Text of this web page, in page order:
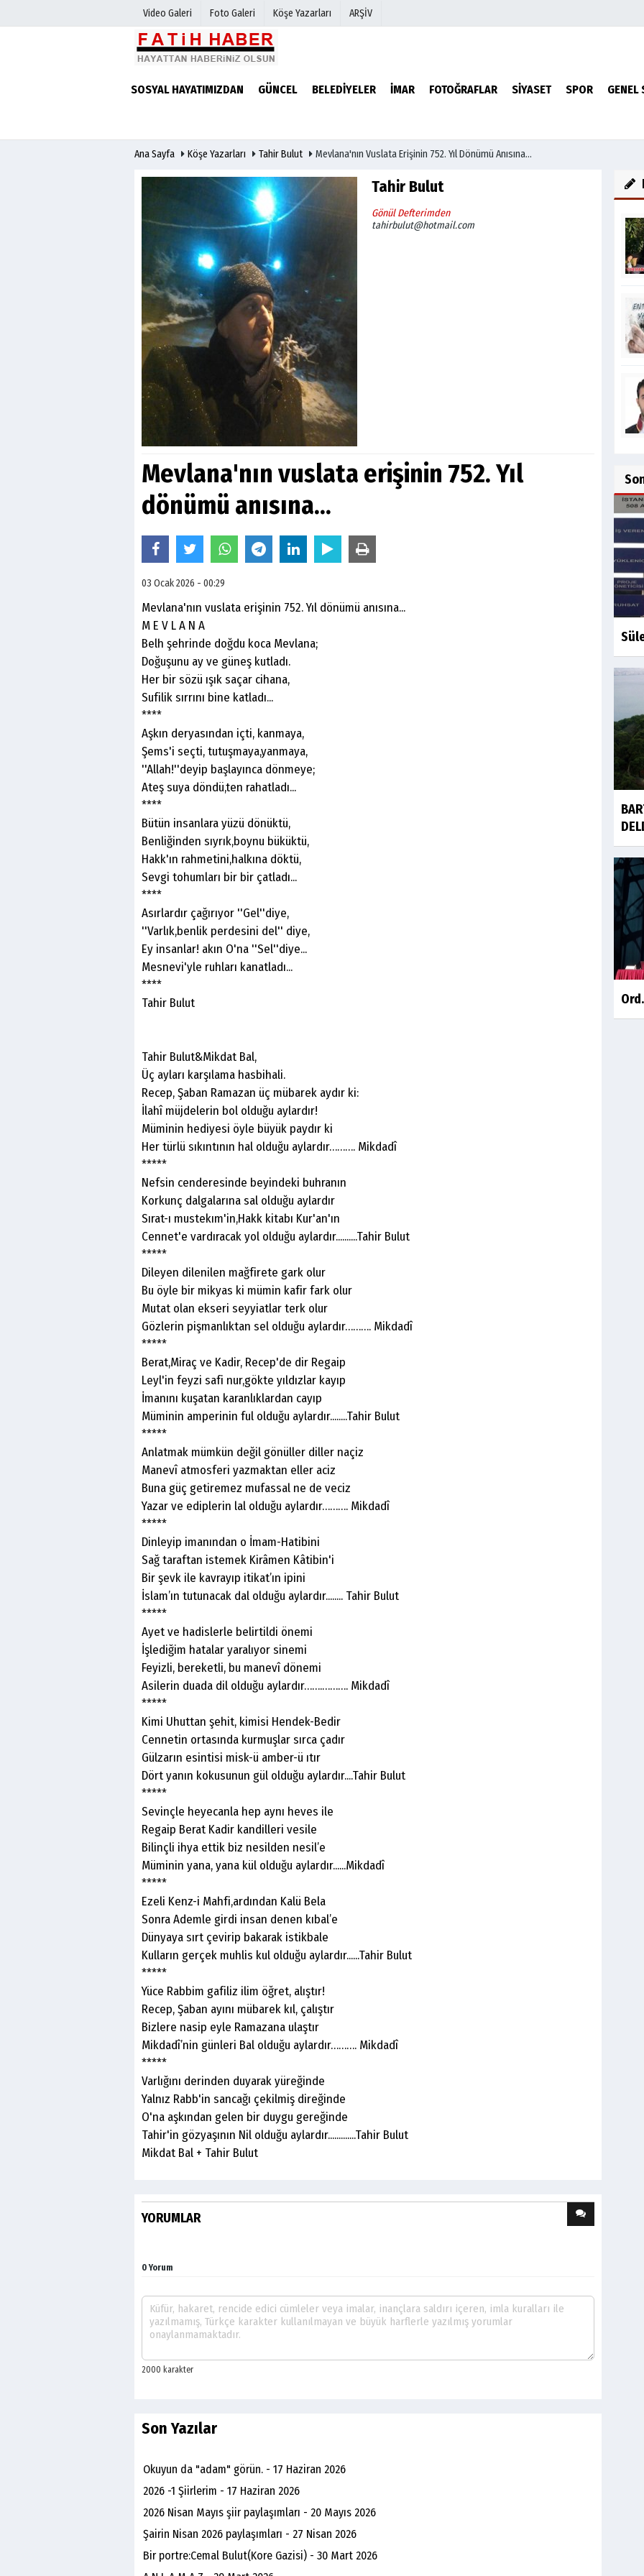
Video Galeri Foto Galeri Köşe Yazarları ARŞİV
SOSYAL HAYATIMIZDAN GÜNCEL BELEDİYELER İMAR FOTOĞRAFLAR SİYASET SPOR GENEL
Biyografiler
Köşe Yazarları
Ana Sayfa Köşe Yazarları Tahir Bulut Mevlana'nın Vuslata Erişinin 752. Yıl Dönümü Anısına...
Tahir Bulut
Gönül Defterimden
tahirbulut@hotmail.com
Mevlana'nın vuslata erişinin 752. Yıl
dönümü anısına...
03 Ocak 2026 - 00:29
Mevlana'nın vuslata erişinin 752. Yıl dönümü anısına...
M E V L A N A
Belh şehrinde doğdu koca Mevlana;
Doğuşunu ay ve güneş kutladı.
Her bir sözü ışık saçar cihana,
Sufilik sırrını bine katladı...
****
Aşkın deryasından içti, kanmaya,
Şems'i seçti, tutuşmaya,yanmaya,
''Allah!''deyip başlayınca dönmeye;
Ateş suya döndü,ten rahatladı...
****
Bütün insanlara yüzü dönüktü,
Benliğinden sıyrık,boynu büküktü,
Hakk'ın rahmetini,halkına döktü,
Sevgi tohumları bir bir çatladı...
****
Asırlardır çağırıyor ''Gel''diye,
''Varlık,benlik perdesini del'' diye,
Ey insanlar! akın O'na ''Sel''diye...
Mesnevi'yle ruhları kanatladı...
****
Tahir Bulut
Tahir Bulut&Mikdat Bal,
Üç ayları karşılama hasbihali.
Recep, Şaban Ramazan üç mübarek aydır ki:
İlahî müjdelerin bol olduğu aylardır!
Müminin hediyesi öyle büyük paydır ki
Her türlü sıkıntının hal olduğu aylardır………. Mikdadî
*****
Nefsin cenderesinde beyindeki buhranın
Korkunç dalgalarına sal olduğu aylardır
Sırat-ı mustekım'in,Hakk kitabı Kur'an'ın
Cennet'e vardıracak yol olduğu aylardır..........Tahir Bulut
*****
Dileyen dilenilen mağfirete gark olur
Bu öyle bir mikyas ki mümin kafir fark olur
Mutat olan ekseri seyyiatlar terk olur
Gözlerin pişmanlıktan sel olduğu aylardır………. Mikdadî
*****
Berat,Miraç ve Kadir, Recep'de dir Regaip
Leyl'in feyzi safi nur,gökte yıldızlar kayıp
İmanını kuşatan karanlıklardan cayıp
Müminin amperinin ful olduğu aylardır........Tahir Bulut
*****
Anlatmak mümkün değil gönüller diller naçiz
Manevî atmosferi yazmaktan eller aciz
Buna güç getiremez mufassal ne de veciz
Yazar ve ediplerin lal olduğu aylardır………. Mikdadî
*****
Dinleyip imanından o İmam-Hatibini
Sağ taraftan istemek Kirâmen Kâtibin'i
Bir şevk ile kavrayıp itikat’ın ipini
İslam’ın tutunacak dal olduğu aylardır........ Tahir Bulut
*****
Ayet ve hadislerle belirtildi önemi
İşlediğim hatalar yaralıyor sinemi
Feyizli, bereketli, bu manevî dönemi
Asilerin duada dil olduğu aylardır…….………. Mikdadî
*****
Kimi Uhuttan şehit, kimisi Hendek-Bedir
Cennetin ortasında kurmuşlar sırca çadır
Gülzarın esintisi misk-ü amber-ü ıtır
Dört yanın kokusunun gül olduğu aylardır....Tahir Bulut
*****
Sevinçle heyecanla hep aynı heves ile
Regaip Berat Kadir kandilleri vesile
Bilinçli ihya ettik biz nesilden nesil’e
Müminin yana, yana kül olduğu aylardır......Mikdadî
*****
Ezeli Kenz-i Mahfi,ardından Kalü Bela
Sonra Ademle girdi insan denen kıbal’e
Dünyaya sırt çevirip bakarak istikbale
Kulların gerçek muhlis kul olduğu aylardır......Tahir Bulut
*****
Yüce Rabbim gafiliz ilim öğret, alıştır!
Recep, Şaban ayını mübarek kıl, çalıştır
Bizlere nasip eyle Ramazana ulaştır
Mikdadî’nin günleri Bal olduğu aylardır………. Mikdadî
*****
Varlığını derinden duyarak yüreğinde
Yalnız Rabb'in sancağı çekilmiş direğinde
O'na aşkından gelen bir duygu gereğinde
Tahir'in gözyaşının Nil olduğu aylardır.............Tahir Bulut
Mikdat Bal + Tahir Bulut
YORUMLAR
0 Yorum
Son Yazılar
Okuyun da "adam" görün. - 17 Haziran 2026
2026 -1 Şiirlerim - 17 Haziran 2026
2026 Nisan Mayıs şiir paylaşımları - 20 Mayıs 2026
Şairin Nisan 2026 paylaşımları - 27 Nisan 2026
Bir portre:Cemal Bulut(Kore Gazisi) - 30 Mart 2026